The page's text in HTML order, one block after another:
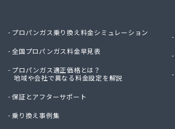
プロパンガス乗り換え料金シミュレーション
全国プロパンガス料金早見表
プロパンガス適正価格とは？
地域や会社で異なる料金設定を解説
保証とアフターサポート
乗り換え事例集